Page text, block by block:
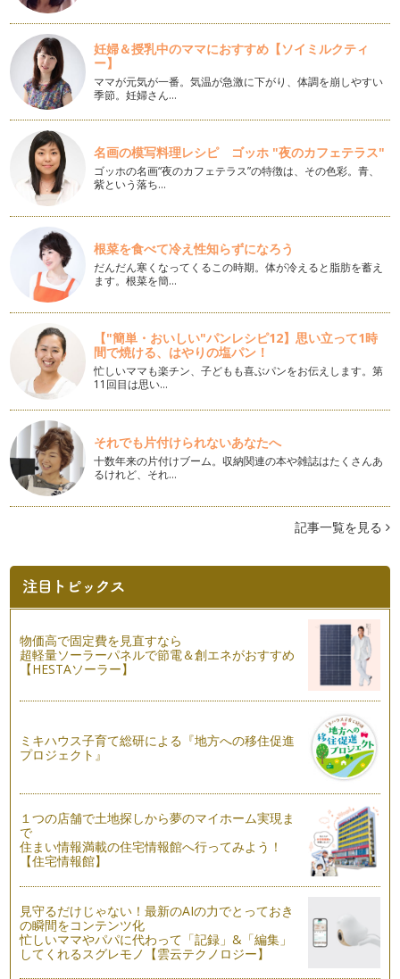
ハーブのプレゼントを贈る
3月は別れの季節。 &nbs…
インテリアにもなるアロマエコディフューザー
精油がココロとカラダに作用する経路は３つあります。 嗅覚
を通じて脳へ 呼吸…
寒い冬には手浴、足浴を
1月も半ばではありますが、新年明けましておめでとうござい
ます。 2013年も引き続…
木の実を使ったかんたんアロマディフューザー
植物の香り、自然の香りは、ストレス社会といわれる今の時
代、…
自然素材を使ったミツロウクリームアレンジ編
前回、ミツロウをベースとしたクリームの作り方をご紹介しま
したが、今回は、ちょっとアレンジを…
自然素材でハンドクリームを作ろう
いよいよ寒くなってくると、お肌の乾燥が気になりますよね？
特…
アロマでバスタイム
秋の装いが濃くなってきた街中、吹く風もだんだん冷たくな
り、一日の疲れをリセットす…
アロマで家事タイムを楽しく♪
植物から抽出した精油には抗菌作用があります。 前回に引き
続き、精油の抗菌…
の抗菌作用を消臭…
いつものお風呂をもっと楽しむアロマ＆ハーブのバスフィズ作
長かった夏休みも終わり、そろそろ日常に戻りつつある我が
家。 そんな我が家で年中大活…
ハーブで作る家庭の味
まだまだ暑さが厳しい毎日ですが、みなさんも夏を満喫されて
夏にカラダが欲するハーブティー
みなさんは、ハーブティーを日常的に飲まれますか？ ハーブ
などの芳香植物は…
ハーブで夏の食卓をひと工夫
７月も半ばになり、太陽の照りつける暑い日がまぶしく蒸し暑
いこのごろ。 雨の日は湿…
ハーブの押し花クラフト作り
今回は、前回作ったハーブの押し花を使った簡単なクラフト作
りをご紹介します。 …
妊婦＆授乳中のママにおすすめ【ソイミルクティ
ー】
ママが元気が一番。気温が急激に下がり、体調を崩しやすい
季節。妊婦さん…
名画の模写料理レシピ ゴッホ "夜のカフェテラス"
ゴッホの名画“夜のカフェテラス”の特徴は、その色彩。青、
紫という落ち…
根菜を食べて冷え性知らずになろう
だんだん寒くなってくるこの時期。体が冷えると脂肪を蓄え
ます。根菜を簡…
【"簡単・おいしい"パンレシピ12】思い立って1時
間で焼ける、はやりの塩パン！
忙しいママも楽チン、子どもも喜ぶパンをお伝えします。第
11回目は思い…
それでも片付けられないあなたへ
十数年来の片付けブーム。収納関連の本や雑誌はたくさんあ
るけれど、それ…
記事一覧を見る
物価高で固定費を見直すなら
超軽量ソーラーパネルで節電＆創エネがおすすめ
【HESTAソーラー】
ミキハウス子育て総研による『地方への移住促進
プロジェクト』
１つの店舗で土地探しから夢のマイホーム実現ま
で
住まい情報満載の住宅情報館へ行ってみよう！
【住宅情報館】
見守るだけじゃない！最新のAIの力でとっておき
の瞬間をコンテンツ化
忙しいママやパパに代わって「記録」&「編集」
してくれるスグレモノ【雲云テクノロジー】